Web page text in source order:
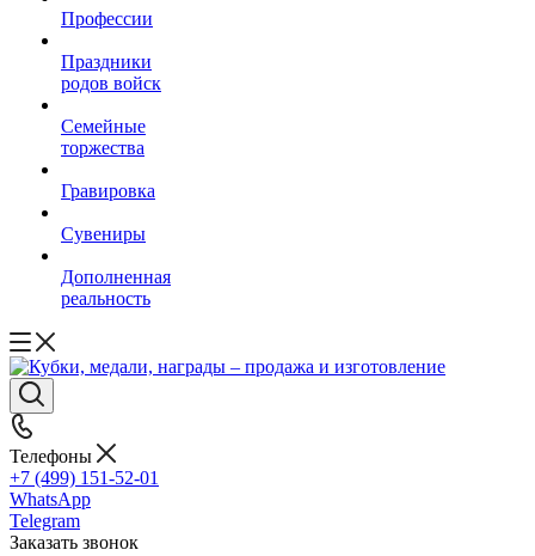
Профессии
Праздники
родов войск
Семейные
торжества
Гравировка
Сувениры
Дополненная
реальность
Телефоны
+7 (499) 151-52-01
WhatsApp
Telegram
Заказать звонок